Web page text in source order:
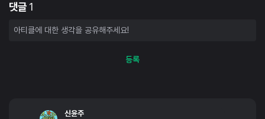
댓글 1
등록
신윤주